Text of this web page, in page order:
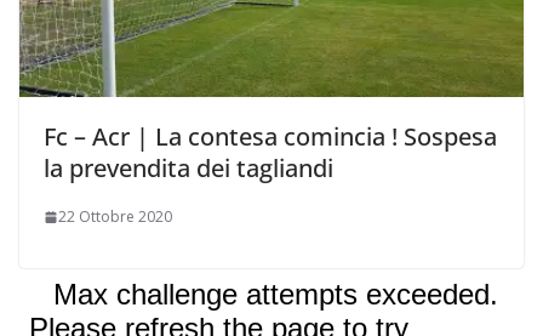
Fc – Acr | La contesa comincia ! Sospesa
la prevendita dei tagliandi
22 Ottobre 2020